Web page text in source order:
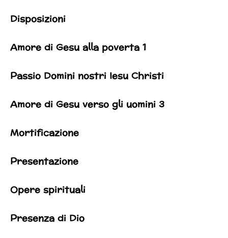
Disposizioni
Amore di Gesu alla poverta 1
Passio Domini nostri Iesu Christi
Amore di Gesu verso gli uomini 3
Mortificazione
Presentazione
Opere spirituali
Presenza di Dio